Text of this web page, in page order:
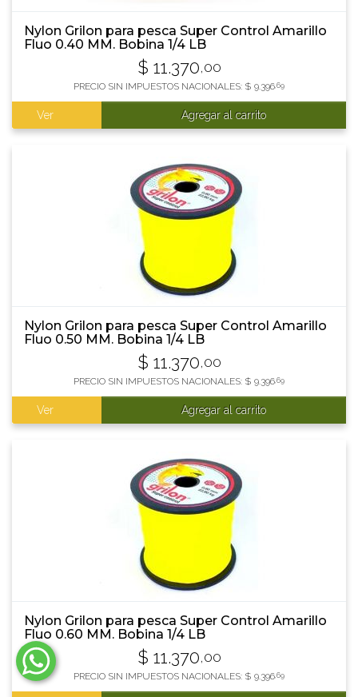
Nylon Grilon para pesca Super Control Amarillo
Fluo 0.40 MM. Bobina 1/4 LB
$ 11.370,00
PRECIO SIN IMPUESTOS NACIONALES: $ 9.396,69
Ver Agregar al carrito
Nylon Grilon para pesca Super Control Amarillo
Fluo 0.50 MM. Bobina 1/4 LB
$ 11.370,00
PRECIO SIN IMPUESTOS NACIONALES: $ 9.396,69
Ver Agregar al carrito
Nylon Grilon para pesca Super Control Amarillo
Fluo 0.60 MM. Bobina 1/4 LB
$ 11.370,00
PRECIO SIN IMPUESTOS NACIONALES: $ 9.396,69